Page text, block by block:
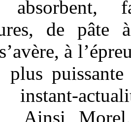
absorbent,
de pâte
à
puissante
Ainsi